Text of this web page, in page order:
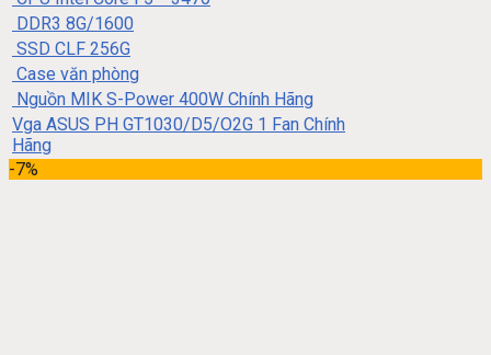
DDR3 8G/1600
SSD CLF 256G
Case văn phòng
Nguồn MIK S-Power 400W Chính Hãng
Vga ASUS PH GT1030/D5/O2G 1 Fan Chính
Hãng
-7%